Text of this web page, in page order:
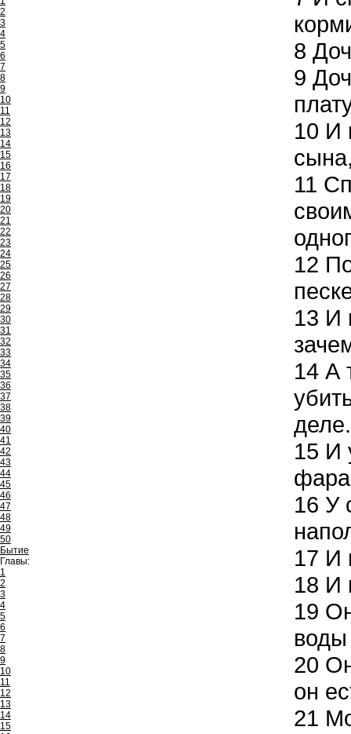
2
3
4
5
6
7
8
9
10
11
12
13
14
15
16
17
18
19
20
21
22
23
24
25
26
27
28
29
30
31
32
33
34
35
36
37
38
39
40
41
42
43
44
45
46
47
48
49
50
Бытие
Главы:
1
2
3
4
5
6
7
8
9
10
11
12
13
14
15
8
9
10 И
11
12
13 И
14 А
деле.
15 И
16 У
17 И
18 И
19
20
он
21